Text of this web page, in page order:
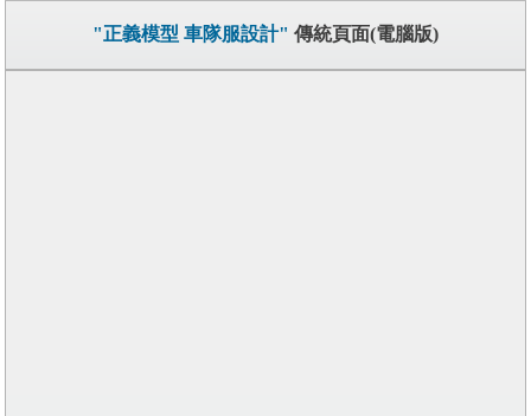
"正義模型 車隊服設計" 傳統頁面(電腦版)